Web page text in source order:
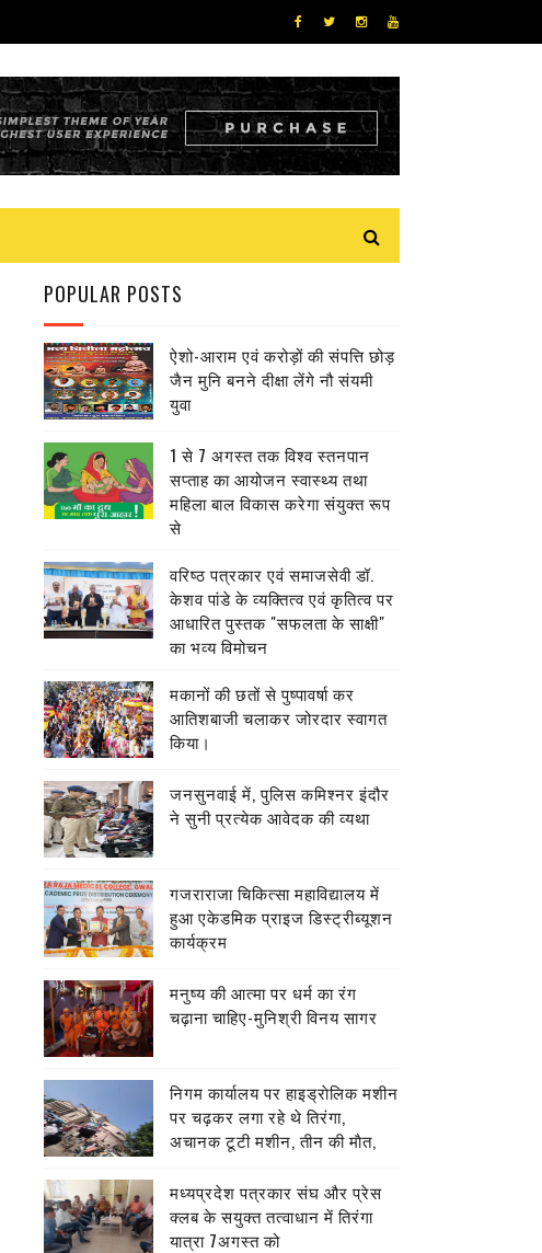
POPULAR POSTS
ऐशो-आराम एवं करोड़ों की संपत्ति छोड़
जैन मुनि बनने दीक्षा लेंगे नौ संयमी
युवा
1 से 7 अगस्त तक विश्व स्तनपान
सप्ताह का आयोजन स्वास्थ्य तथा
महिला बाल विकास करेगा संयुक्त रूप
से
वरिष्ठ पत्रकार एवं समाजसेवी डॉ.
केशव पांडे के व्यक्तित्व एवं कृतित्व पर
आधारित पुस्तक "सफलता के साक्षी"
का भव्य विमोचन
मकानों की छतों से पुष्पावर्षा कर
आतिशबाजी चलाकर जोरदार स्वागत
किया।
जनसुनवाई में, पुलिस कमिश्नर इंदौर
ने सुनी प्रत्येक आवेदक की व्यथा
गजराराजा चिकित्सा महाविद्यालय में
हुआ एकेडमिक प्राइज डिस्ट्रीब्यूशन
कार्यक्रम
मनुष्य की आत्मा पर धर्म का रंग
चढ़ाना चाहिए-मुनिश्री विनय सागर
निगम कार्यालय पर हाइड्राेलिक मशीन
पर चढ़कर लगा रहे थे तिरंगा,
अचानक टूटी मशीन, तीन की माैत,
मध्यप्रदेश पत्रकार संघ और प्रेस
क्लब के सयुक्त तत्वाधान में तिरंगा
यात्रा 7अगस्त को